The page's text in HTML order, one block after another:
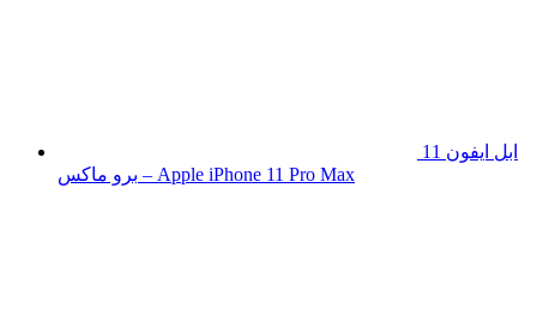
ابل ايفون 11
برو ماكس – Apple iPhone 11 Pro Max